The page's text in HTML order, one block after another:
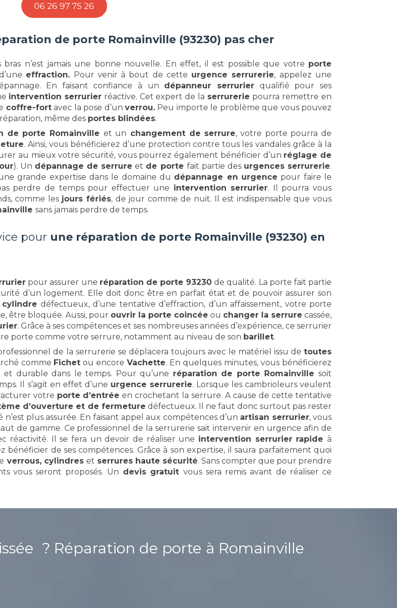
06 26 97 75 26
de porte Romainville (93230) pas cher
n’est jamais une bonne nouvelle. En effet, il est possible que votre porte
effraction. Pour venir à bout de cette urgence serrurerie, appelez une
En faisant confiance à un dépanneur serrurier qualifié pour ses
intervention serrurier réactive. Cet expert de la serrurerie pourra remettre en
coffre-fortavec la pose d’unverrou. Peu importe le problème que vous pouvez
même des portes blindées.
de porte Romainville et un changement de serrure, votre porte pourra de
. Ainsi, vous bénéficierez d’une protection contre tous les vandales grâce à la
au mieux votre sécurité, vous pourrez également bénéficier d’un réglage de
). Un dépannage de serrure et de porte fait partie des urgences serrurerie.
grande expertise dans le domaine du dépannage en urgence pour faire le
perdre de temps pour effectuer une intervention serrurier. Il pourra vous
comme les jours fériés, de jour comme de nuit. Il est indispensable que vous
sans jamais perdre de temps.
pour une réparation de porte Romainville (93230) en
pour assurer une réparation de porte 93230de qualité. La porte fait partie
d’un logement. Elle doit donc être en parfait état et de pouvoir assurer son
cylindre défectueux, d’une tentative d’effraction, d’un affaissement, votre porte
être bloquée. Aussi, pour ouvrir la porte coincée ou changer la serrure cassée,
. Grâce à ses compétences et ses nombreuses années d’expérience, ce serrurier
porte comme votre serrure, notamment au niveau de son barillet.
de la serrurerie se déplacera toujours avec le matériel issu de toutes
comme Fichet ou encoreVachette. En quelques minutes, vous bénéficierez
et durable dans le temps. Pour qu’une réparation de porte Romainville soit
Il s’agit en effet d’une urgence serrurerie. Lorsque les cambrioleurs veulent
votre porte d’entrée en crochetant la serrure. A cause de cette tentative
d’ouverture et de fermeture défectueux. Il ne faut donc surtout pas rester
n’est plus assurée. En faisant appel aux compétences d’un artisan serrurier, vous
de gamme. Ce professionnel de la serrurerie sait intervenir en urgence afin de
réactivité. Il se fera un devoir de réaliser une intervention serrurier rapide à
bénéficier de ses compétences. Grâce à son expertise, il saura parfaitement quoi
verrous, cylindres et serrures haute sécurité. Sans compter que pour prendre
vous seront proposés. Un devis gratuit vous sera remis avant de réaliser ce
? Réparation de porte à Romainville